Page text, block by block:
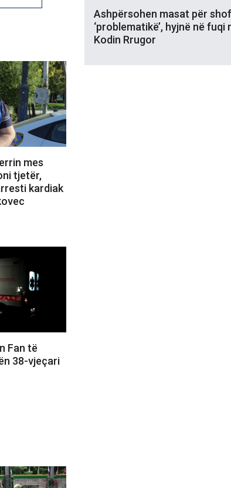
mes
tjetër,
kardiak
Fan të
38-vjeçari
Ashpërsohen masat për
‘problematikë’, hyjnë në
Kodin Rrugor